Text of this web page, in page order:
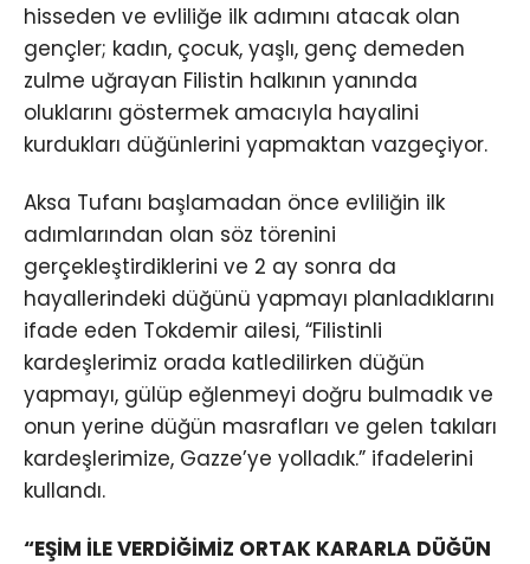
hisseden ve evliliğe ilk adımını atacak olan
gençler; kadın, çocuk, yaşlı, genç demeden
zulme uğrayan Filistin halkının yanında
oluklarını göstermek amacıyla hayalini
kurdukları düğünlerini yapmaktan vazgeçiyor.
Aksa Tufanı başlamadan önce evliliğin ilk
adımlarından olan söz törenini
gerçekleştirdiklerini ve 2 ay sonra da
hayallerindeki düğünü yapmayı planladıklarını
ifade eden Tokdemir ailesi, “Filistinli
kardeşlerimiz orada katledilirken düğün
yapmayı, gülüp eğlenmeyi doğru bulmadık ve
onun yerine düğün masrafları ve gelen takıları
kardeşlerimize, Gazze’ye yolladık.” ifadelerini
kullandı.
“EŞİM İLE VERDİĞİMİZ ORTAK KARARLA DÜĞÜN